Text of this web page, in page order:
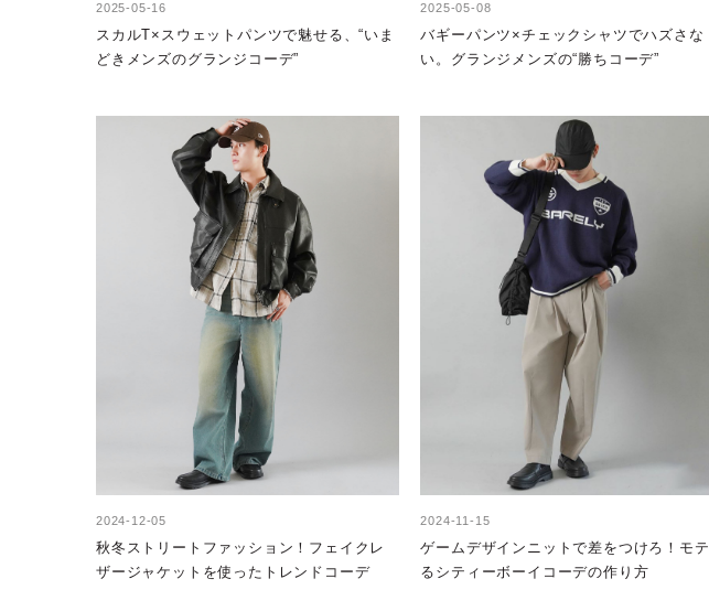
2025-05-16
スカルT×スウェットパンツで魅せる、“いま
どきメンズのグランジコーデ”
2025-05-08
バギーパンツ×チェックシャツでハズさな
い。グランジメンズの“勝ちコーデ”
2024-12-05
秋冬ストリートファッション！フェイクレ
ザージャケットを使ったトレンドコーデ
2024-11-15
ゲームデザインニットで差をつけろ！モテ
るシティーボーイコーデの作り方